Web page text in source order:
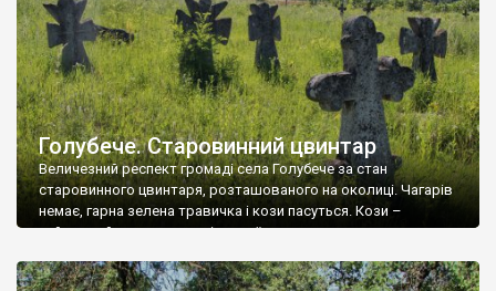
Голубече. Старовинний цвинтар
Величезний респект громаді села Голубече за стан
старовинного цвинтаря, розташованого на околиці. Чагарів
немає, гарна зелена травичка і кози пасуться. Кози –
найкращий регулятор шкідливої, для старих кладовищ,
бруньками, кози ті бруньки обгризають, бо то улюблений